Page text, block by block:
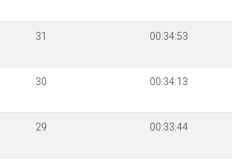
31 00:34:53
30 00:34:13
29 00:33:44